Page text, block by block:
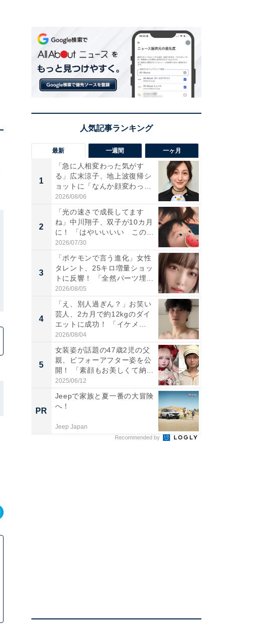
最新 一週間 一ヶ月
1
「急に人相変わった気がす
る」広末涼子、地上波復帰シ
ョットに「なんか顔変わっ
た」の...
2026/08/06
2
「光の速さで成長してます
ね」中川翔子、双子が10カ月
に！ 「はやいいいい この
前...
2026/07/30
3
「ポケモンで言う進化」女性
タレント、25キロ増量ショッ
トに反響！ 「全然パーツ埋...
2026/08/05
4
「え、別人過ぎん？」お笑い
芸人、2カ月で約12kgのダイ
エットに成功！ 「イケメ...
2026/08/04
5
女装姿が話題の47歳2児の父
親、ビフォーアフター姿を公
開！ 「素顔もお美しくて納...
2025/06/12
PR
Jeepで家族と夏一番の大冒険
へ！
Jeep Japan
Recommended by